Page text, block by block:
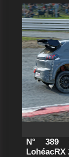
N° 389
LohéacRX